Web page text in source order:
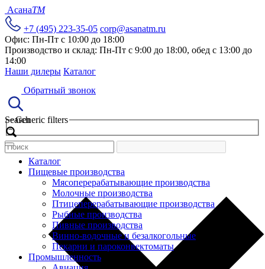
АсанаTM
+7 (495) 223-35-05 corp@asanatm.ru
Офис: Пн-Пт с 10:00 до 18:00
Производство и склад: Пн-Пт с 9:00 до 18:00, обед с 13:00 до
14:00
Наши дилеры Каталог
Обратный звонок
Search
Generic filters
Каталог
Пищевые производства
Мясоперерабатывающие производства
Молочные производства
Птицеперерабатывающие производства
Рыбные производства
Пивные производства
Винно-водочные и безалкогольные
Пекарни и пароконвектоматы
Промышленность